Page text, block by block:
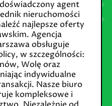
agent
nieruchomości
najlepsze oferty
Agencja
obsługuje
w szczególności:
Wolę oraz
indywidualne
Nasze biuro
kompleksowe i